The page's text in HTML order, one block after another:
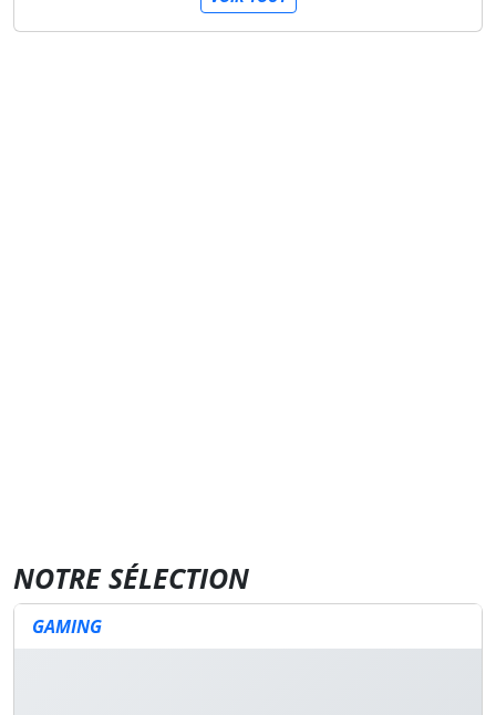
NOTRE SÉLECTION
GAMING